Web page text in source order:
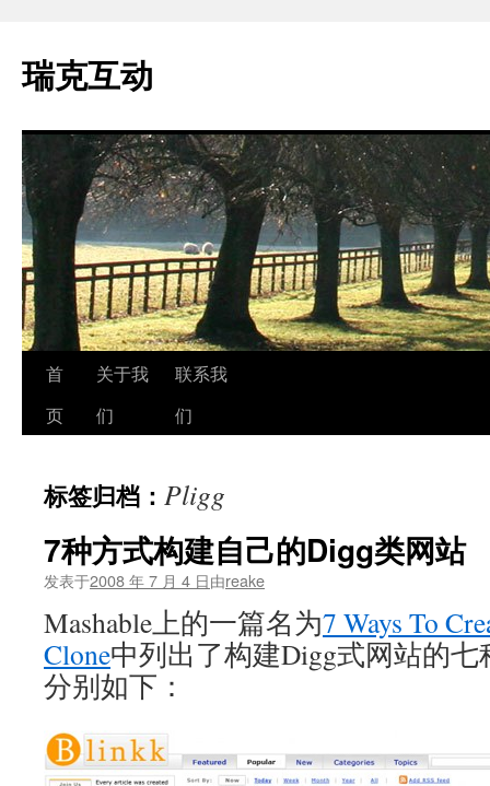
瑞克互动
跳
至
文
首
页
关于我
们
联系我
们
标签归档： Pligg
7种方式构建自己的Digg类网站
发表于2008 年 7 月 4 日由reake
Mashable上的一篇名为7 Ways To
Clone中列出了构建Digg式网站的
分别如下：